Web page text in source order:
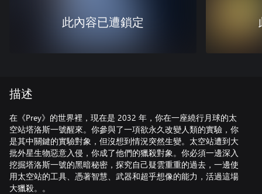
此內容已遭鎖定
描述
在《Prey》的世界裡，現在是 2032 年，你在一座繞行月球的太
空站塔洛斯一號醒來。你參與了一項欲永久改變人類的實驗，你
是其中關鍵的實驗對象，但沒想到情況突然生變。太空站遭到大
批外星生物惡意入侵，你成了他們的獵殺對象。你必須一邊深入
挖掘塔洛斯一號的黑暗秘密，探究自己疑雲重重的過去，一邊使
用太空站的工具、憑著智慧、武器和超乎想像的能力，活過這場
大獵殺。。